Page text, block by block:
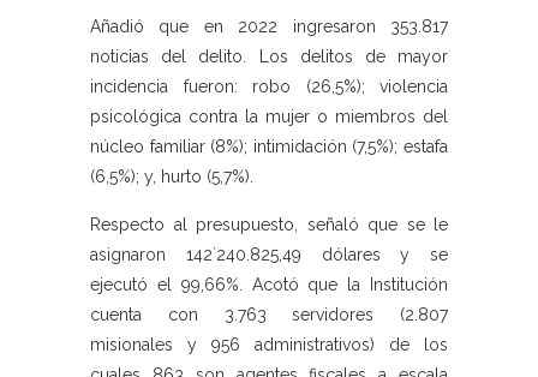
Añadió que en 2022 ingresaron 353.817
noticias del delito. Los delitos de mayor
incidencia fueron: robo (26,5%); violencia
psicológica contra la mujer o miembros del
núcleo familiar (8%); intimidación (7,5%); estafa
(6,5%); y, hurto (5,7%).
Respecto al presupuesto, señaló que se le
asignaron 142´240.825,49 dólares y se
ejecutó el 99,66%. Acotó que la Institución
cuenta con 3.763 servidores (2.807
misionales y 956 administrativos) de los